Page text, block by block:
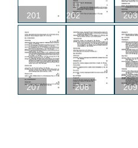
201
U
202
203
207 208 209